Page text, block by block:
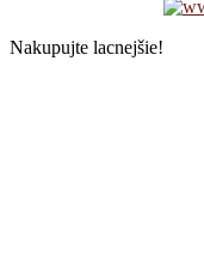
Nakupujte lacnejšie!